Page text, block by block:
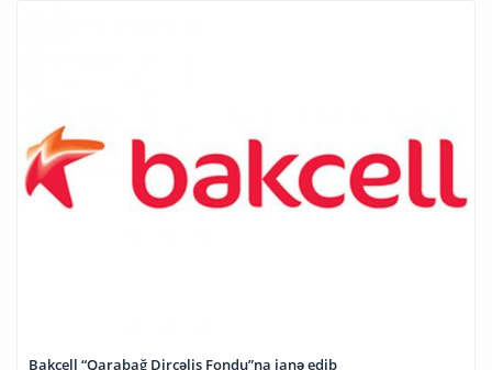
Bakcell “Qarabağ Dirçəliş Fondu”na ianə edib